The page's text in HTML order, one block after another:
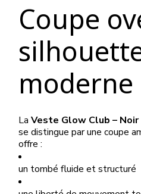
Coupe
moderne
LaVeste Glow Club – Noir
se distingue par une coupe
offre :
un tombé fluide et structuré